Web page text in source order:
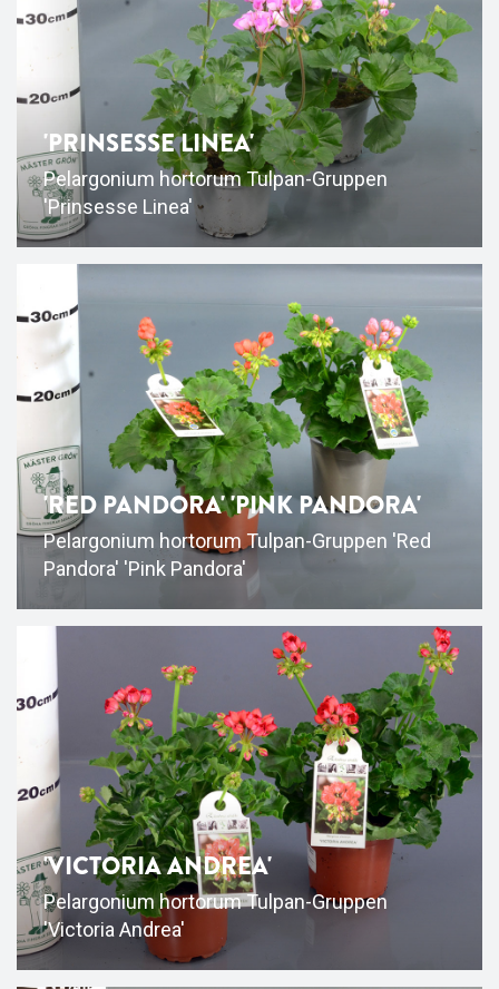
'PRINSESSE LINEA'
Pelargonium hortorum Tulpan-Gruppen
'Prinsesse Linea'
'RED PANDORA' 'PINK PANDORA'
Pelargonium hortorum Tulpan-Gruppen 'Red
Pandora' 'Pink Pandora'
'VICTORIA ANDREA'
Pelargonium hortorum Tulpan-Gruppen
'Victoria Andrea'